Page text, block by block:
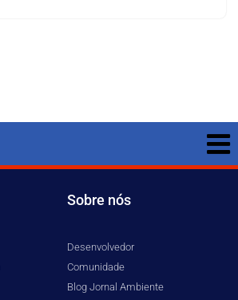
Sobre nós
Desenvolvedor
Comunidade
Blog Jornal Ambiente